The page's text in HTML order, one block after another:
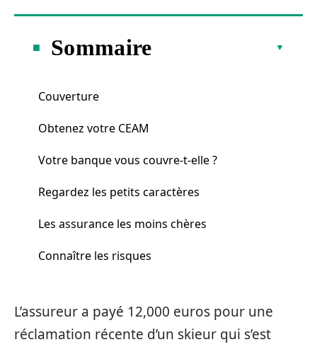
Sommaire
Couverture
Obtenez votre CEAM
Votre banque vous couvre-t-elle ?
Regardez les petits caractères
Les assurance les moins chères
Connaître les risques
L’assureur a payé 12,000 euros pour une
réclamation récente d’un skieur qui s’est